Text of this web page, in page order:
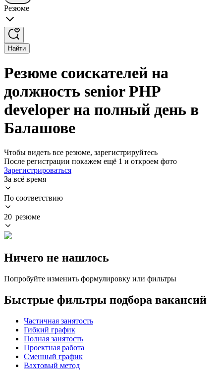
Резюме
Найти
Резюме соискателей на
должность senior PHP
developer на полный день в
Балашове
Чтобы видеть все резюме, зарегистрируйтесь
После регистрации покажем ещё 1 и откроем фото
Зарегистрироваться
За всё время
По соответствию
20 резюме
Ничего не нашлось
Попробуйте изменить формулировку или фильтры
Быстрые фильтры подбора вакансий
Частичная занятость
Гибкий график
Полная занятость
Проектная работа
Сменный график
Вахтовый метод